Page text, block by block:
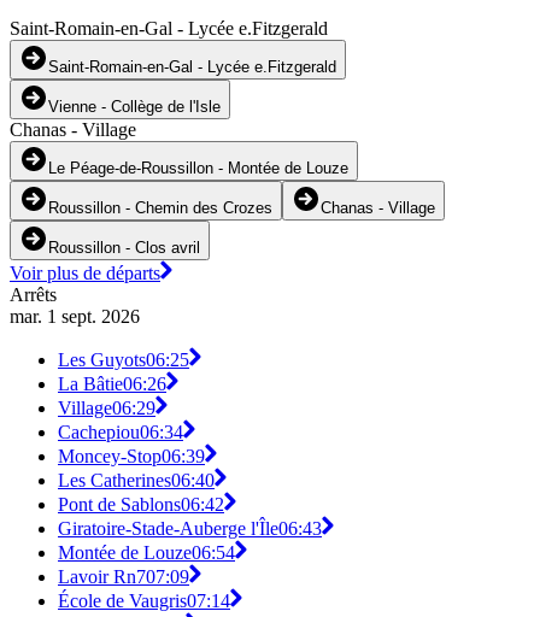
Saint-Romain-en-Gal - Lycée e.Fitzgerald
Saint-Romain-en-Gal - Lycée e.Fitzgerald
Vienne - Collège de l'Isle
Chanas - Village
Le Péage-de-Roussillon - Montée de Louze
Roussillon - Chemin des Crozes Chanas - Village
Roussillon - Clos avril
Voir plus de départs
Arrêts
mar. 1 sept. 2026
Les Guyots06:25
La Bâtie06:26
Village06:29
Cachepiou06:34
Moncey-Stop06:39
Les Catherines06:40
Pont de Sablons06:42
Giratoire-Stade-Auberge l'Île06:43
Montée de Louze06:54
Lavoir Rn707:09
École de Vaugris07:14